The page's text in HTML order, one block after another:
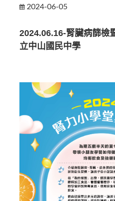
2024-06-05
2024.06.16-腎臟病篩檢
立中山國民中學